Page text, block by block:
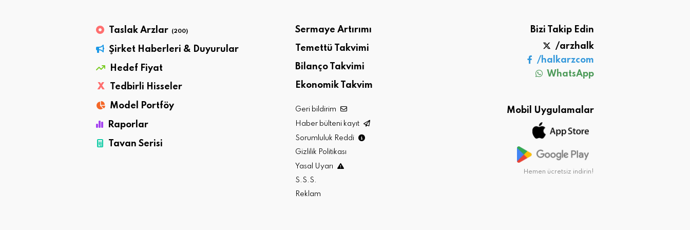
Taslak Arzlar (200)
Şirket Haberleri & Duyurular
Hedef Fiyat
X
Tedbirli Hisseler
Model Portföy
Raporlar
Tavan Serisi
Sermaye Artırımı
Temettü Takvimi
Bilanço Takvimi
Ekonomik Takvim
Geri bildirim
Haber bülteni kayıt
Sorumluluk Reddi
Gizlilik Politikası
Yasal Uyarı
S.S.S.
Reklam
Bizi Takip Edin
/arzhalk
/halkarzcom
WhatsApp
Mobil Uygulamalar
Hemen ücretsiz indirin!